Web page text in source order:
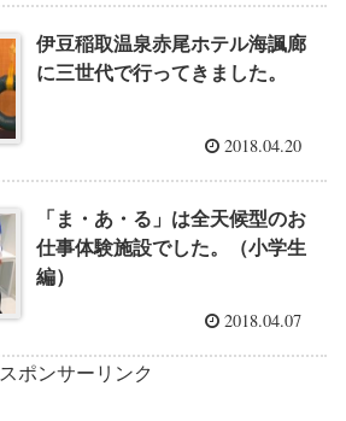
伊豆稲取温泉赤尾ホテル海諷廊
に三世代で行ってきました。
2018.04.20
「ま・あ・る」は全天候型のお
仕事体験施設でした。（小学生
編）
2018.04.07
スポンサーリンク